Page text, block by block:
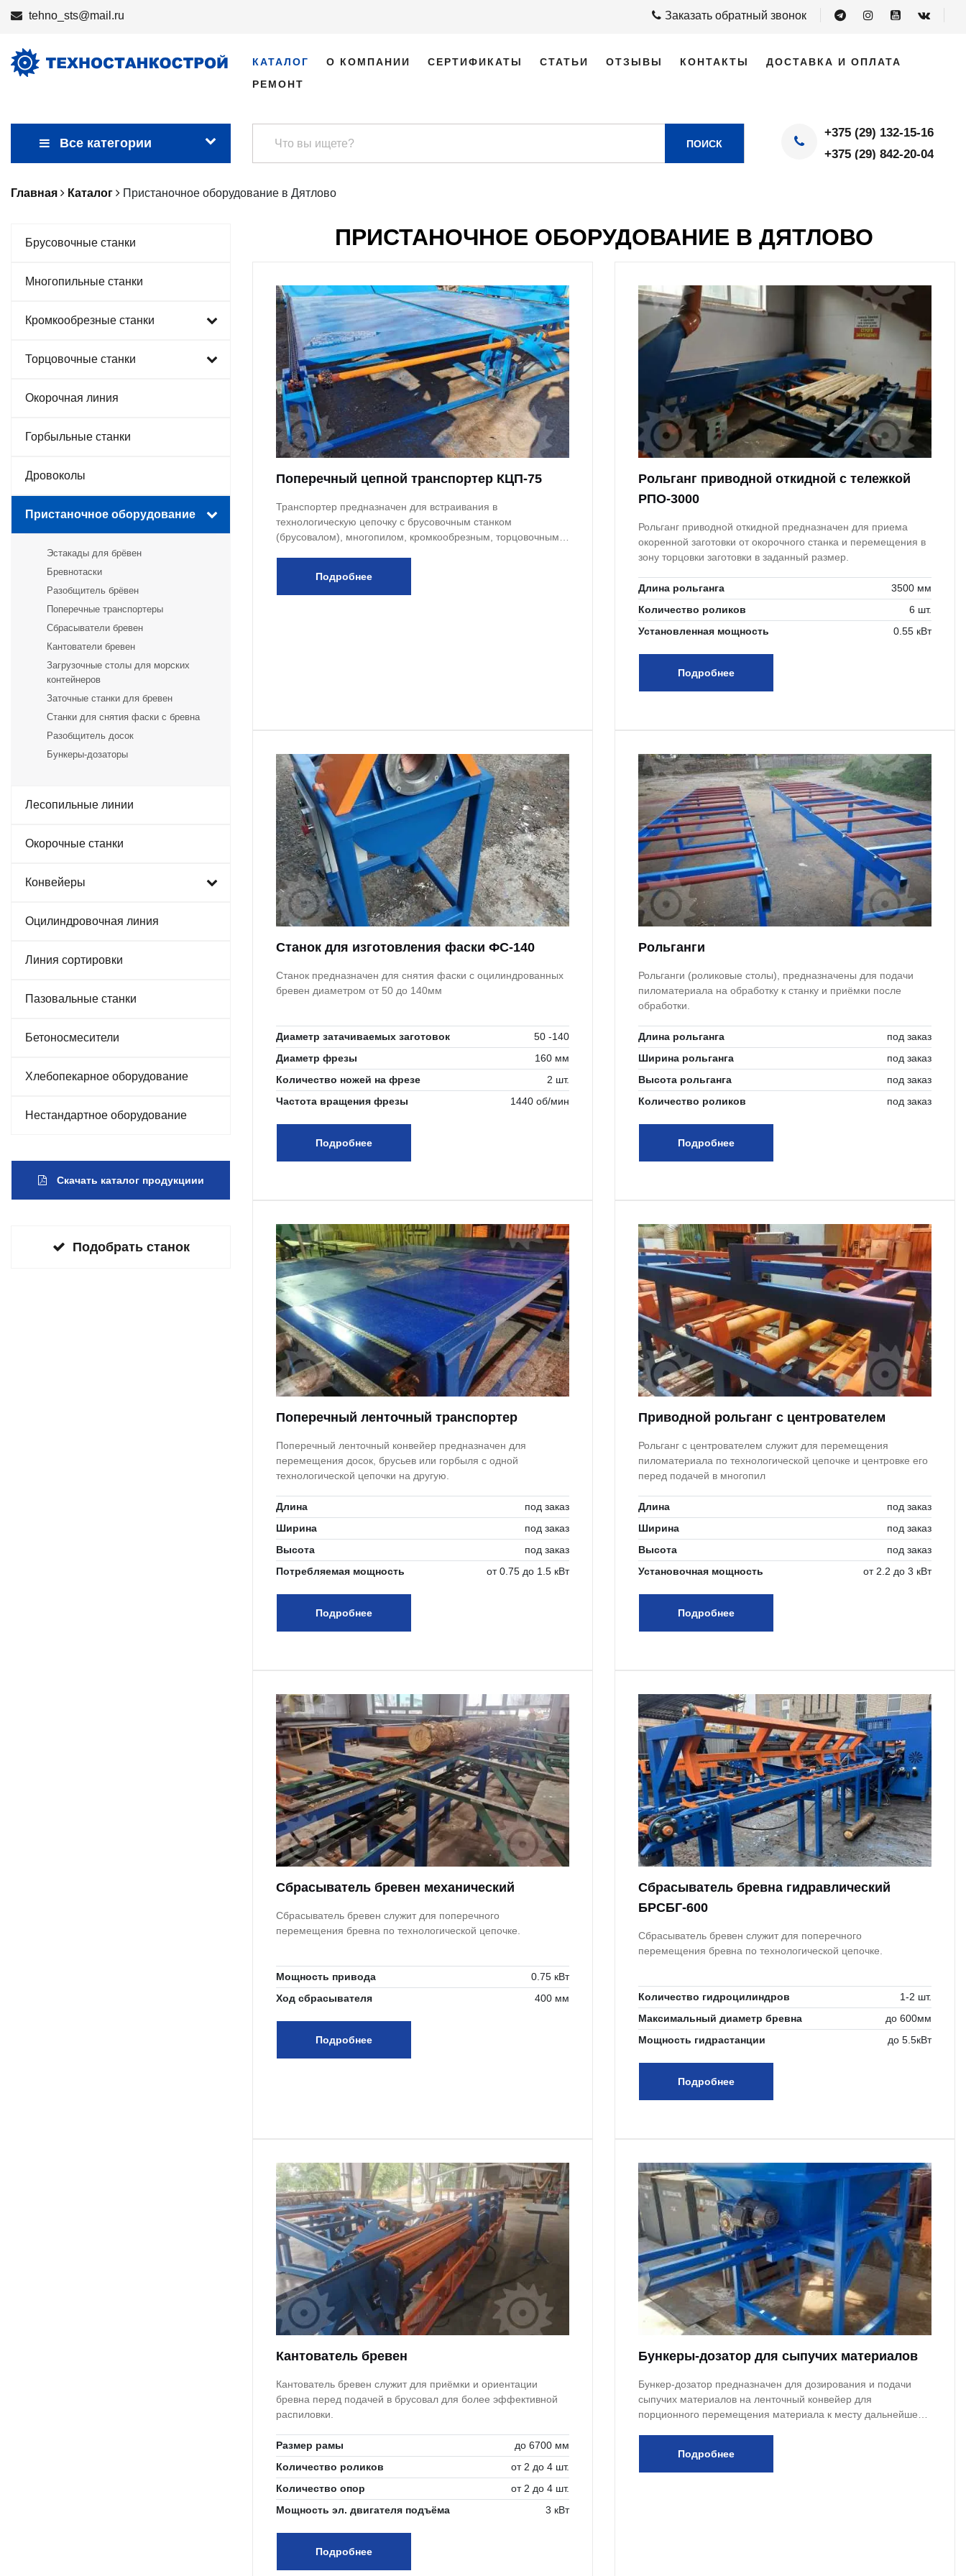
tehno_sts@mail.ru Заказать обратный звонок
КАТАЛОГ О КОМПАНИИ СЕРТИФИКАТЫ СТАТЬИ ОТЗЫВЫ КОНТАКТЫ
ДОСТАВКА И ОПЛАТА
РЕМОНТ
Все категории ПОИСК
+375 (29) 132-15-16
+375 (29) 842-20-04
Главная Каталог Пристаночное оборудование в Дятлово
Брусовочные станки
Многопильные станки
Кромкообрезные станки
Торцовочные станки
Окорочная линия
Горбыльные станки
Дровоколы
Пристаночное оборудование
Эстакады для брёвен
Бревнотаски
Разобщитель брёвен
Поперечные транспортеры
Сбрасыватели бревен
Кантователи бревен
Загрузочные столы для морских
контейнеров
Заточные станки для бревен
Станки для снятия фаски с бревна
Разобщитель досок
Бункеры-дозаторы
Лесопильные линии
Окорочные станки
Конвейеры
Оцилиндровочная линия
Линия сортировки
Пазовальные станки
Бетоносмесители
Хлебопекарное оборудование
Нестандартное оборудование
Скачать каталог продукциии
Подобрать станок
ПРИСТАНОЧНОЕ ОБОРУДОВАНИЕ В ДЯТЛОВО
Поперечный цепной транспортер КЦП-75
Транспортер предназначен для встраивания в
технологическую цепочку с брусовочным станком
(брусовалом), многопилом, кромкообрезным, торцовочным
Подробнее
Рольганг приводной откидной с тележкой
РПО-3000
Рольганг приводной откидной предназначен для приема
окоренной заготовки от окорочного станка и перемещения в
зону торцовки заготовки в заданный размер.
Длина рольганга
3500 мм
Количество роликов
6 шт.
Установленная мощность
0.55 кВт
Подробнее
Станок для изготовления фаски ФС-140
Станок предназначен для снятия фаски с оцилиндрованных
бревен диаметром от 50 до 140мм
Диаметр затачиваемых заготовок
50 -140
Диаметр фрезы
160 мм
Количество ножей на фрезе
2 шт.
Частота вращения фрезы
1440 об/мин
Подробнее
Рольганги
Рольганги (роликовые столы), предназначены для подачи
пиломатериала на обработку к станку и приёмки после
обработки.
Длина рольганга
под заказ
Ширина рольганга
под заказ
Высота рольганга
под заказ
Количество роликов
под заказ
Подробнее
Поперечный ленточный транспортер
Поперечный ленточный конвейер предназначен для
перемещения досок, брусьев или горбыля с одной
технологической цепочки на другую.
Длина
под заказ
Ширина
под заказ
Высота
под заказ
Потребляемая мощность
от 0.75 до 1.5 кВт
Подробнее
Приводной рольганг с центрователем
Рольганг с центрователем служит для перемещения
пиломатериала по технологической цепочке и центровке его
перед подачей в многопил
Длина
под заказ
Ширина
под заказ
Высота
под заказ
Установочная мощность
от 2.2 до 3 кВт
Подробнее
Сбрасыватель бревен механический
Сбрасыватель бревен служит для поперечного
перемещения бревна по технологической цепочке.
Мощность привода
0.75 кВт
Ход сбрасывателя
400 мм
Подробнее
Сбрасыватель бревна гидравлический
БРСБГ-600
Сбрасыватель бревен служит для поперечного
перемещения бревна по технологической цепочке.
Количество гидроцилиндров
1-2 шт.
Максимальный диаметр бревна
до 600мм
Мощность гидрастанции
до 5.5кВт
Подробнее
Кантователь бревен
Кантователь бревен служит для приёмки и ориентации
бревна перед подачей в брусовал для более эффективной
распиловки.
Размер рамы
до 6700 мм
Количество роликов
от 2 до 4 шт.
Количество опор
от 2 до 4 шт.
Мощность эл. двигателя подъёма
3 кВт
Подробнее
Бункеры-дозатор для сыпучих материалов
Бункер-дозатор предназначен для дозирования и подачи
сыпучих материалов на ленточный конвейер для
порционного перемещения материала к месту дальнейшей
Подробнее